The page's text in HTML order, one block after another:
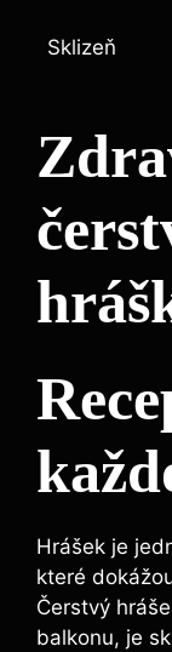
Sklizeň
Hrášek je
které
Čerstvý
balkonu, je